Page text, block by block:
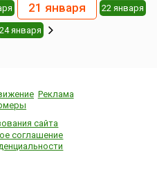
21 января 22 января
24 января
Реклама
сайта
соглашение